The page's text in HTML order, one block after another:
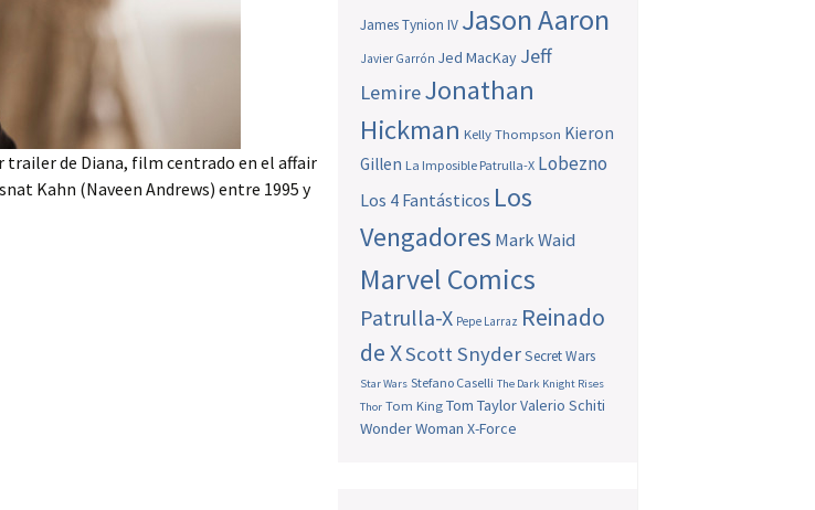
de Diana, film centrado en el affair
Kahn (Naveen Andrews) entre 1995 y
James Tynion IV Jason Aaron
Javier Garrón Jed MacKay Jeff
LemireJonathan
Hickman Kelly Thompson Kieron
Gillen La Imposible Patrulla-X Lobezno
Los 4 Fantásticos Los
Vengadores Mark Waid
Marvel Comics
Patrulla-X Pepe Larraz Reinado
de XScott SnyderSecret Wars
Star Wars Stefano Caselli The Dark Knight Rises
Thor Tom King Tom TaylorValerio Schiti
Wonder Woman X-Force